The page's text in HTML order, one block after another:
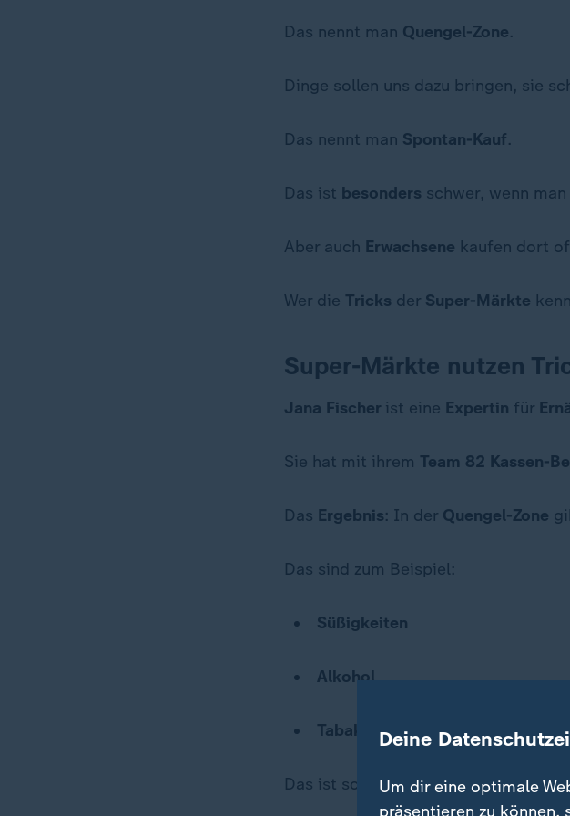
Das nennt man Quengel-Zone.
Dinge sollen uns dazu bringen, sie
Das nennt man Spontan-Kauf.
Das ist besonders schwer, wenn
Aber auch Erwachsene kaufen dort
Wer die Tricks der Super-Märkte
Super-Märkte nutzen
Jana Fischer ist eine Expertin für
Sie hat mit ihrem Team 82 Kassen-
Das Ergebnis: In der Quengel-Zone
Das sind zum Beispiel:
Süßigkeiten
Alkohol
Tabak
Das ist schwer fürEltern mitKindern.
Deine
Um dir eine optimale
präsentieren zu können,